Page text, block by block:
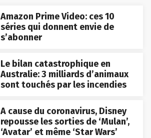
Amazon Prime Video: ces 10
séries qui donnent envie de
s’abonner
Le bilan catastrophique en
Australie: 3 milliards d’animaux
sont touchés par les incendies
A cause du coronavirus, Disney
repousse les sorties de ‘Mulan’,
‘Avatar’ et même ‘Star Wars’